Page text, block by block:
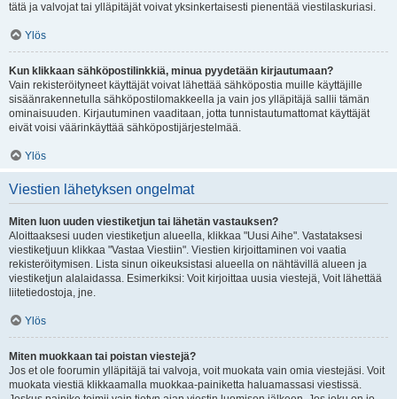
tätä ja valvojat tai ylläpitäjät voivat yksinkertaisesti pienentää viestilaskuriasi.
Ylös
Kun klikkaan sähköpostilinkkiä, minua pyydetään kirjautumaan?
Vain rekisteröityneet käyttäjät voivat lähettää sähköpostia muille käyttäjille
sisäänrakennetulla sähköpostilomakkeella ja vain jos ylläpitäjä sallii tämän
ominaisuuden. Kirjautuminen vaaditaan, jotta tunnistautumattomat käyttäjät
eivät voisi väärinkäyttää sähköpostijärjestelmää.
Ylös
Viestien lähetyksen ongelmat
Miten luon uuden viestiketjun tai lähetän vastauksen?
Aloittaaksesi uuden viestiketjun alueella, klikkaa "Uusi Aihe". Vastataksesi
viestiketjuun klikkaa "Vastaa Viestiin". Viestien kirjoittaminen voi vaatia
rekisteröitymisen. Lista sinun oikeuksistasi alueella on nähtävillä alueen ja
viestiketjun alalaidassa. Esimerkiksi: Voit kirjoittaa uusia viestejä, Voit lähettää
liitetiedostoja, jne.
Ylös
Miten muokkaan tai poistan viestejä?
Jos et ole foorumin ylläpitäjä tai valvoja, voit muokata vain omia viestejäsi. Voit
muokata viestiä klikkaamalla muokkaa-painiketta haluamassasi viestissä.